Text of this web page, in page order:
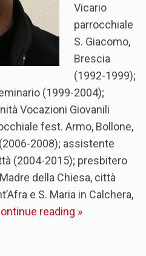
Vicario
parrocchiale
S. Giacomo,
Brescia
(1992-1999);
(1999-2004);
Vocazioni Giovanili
fest. Armo, Bollone,
2008); assistente
(2004-2015); presbitero
della Chiesa, città
e S. Maria in Calchera,
reading »